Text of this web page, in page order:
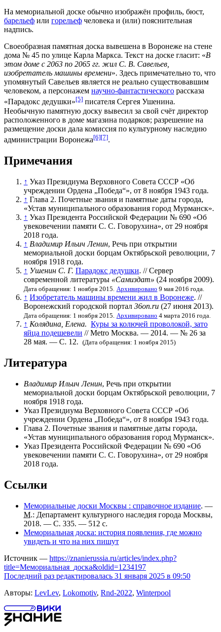
На мемориальной доске обычно изображён профиль, бюст,
барельеф или горельеф человека и (или) пояснительная
надпись.
Своеобразная памятная доска вывешена в Воронеже на стене
дома № 45 по улице Карла Маркса. Текст на доске гласит: «В
этом доме с 2063 по 2065 гг. жил С. В. Савельев,
изобретательмашины времени». Здесь примечательно то, что
упомянутый Савельев является не реально существовавшим
человеком, а персонажем научно-фантастического рассказа
«Парадокс дедушки»[5] писателя Сергея Ушенина.
Необычную памятную доску вывесил за свой счёт директор
расположенного в доме магазина подарков; разрешение на
размещение доски дала комиссия по культурному наследию
администрации Воронежа[6][7].
Примечания
↑ Указ Президиума Верховного Совета СССР «Об
учреждении Ордена „Победа“», от 8 ноября 1943 года.
↑ Глава 2. Почетные звания и памятные даты города,
«Устав муниципального образования город Мурманск».
↑ Указ Президента Российской Федерации № 690 «Об
увековечении памяти С. С. Говорухина», от 29 ноября
2018 года.
↑ Владимир Ильич Ленин, Речь при открытии
мемориальной доски борцам Октябрьской революции, 7
ноября 1918 года.
↑ Ушенин С. Г. Парадокс дедушки. // Сервер
современной литературы «Самиздат» (24 ноября 2009).
Дата обращения: 1 ноября 2015. Архивировано 9 мая 2016 года.
↑ Изобретатель машины времени жил в Воронеже. //
Воронежский городской портал 36on.ru (27 июня 2013).
Дата обращения: 1 ноября 2015. Архивировано 4 марта 2016 года.
↑ Колядина, Елена. Куры за колючей проволокой, зато
яйца подешевели //Metro Москва. — 2014. — № 26 за
28 мая. — С. 12. (Дата обращения: 1 ноября 2015)
Литература
Владимир Ильич Ленин, Речь при открытии
мемориальной доски борцам Октябрьской революции, 7
ноября 1918 года.
Указ Президиума Верховного Совета СССР «Об
учреждении Ордена „Победа“», от 8 ноября 1943 года.
Глава 2. Почетные звания и памятные даты города,
«Устав муниципального образования город Мурманск».
Указ Президента Российской Федерации № 690 «Об
увековечении памяти С. С. Говорухина», от 29 ноября
2018 года.
Ссылки
Мемориальные доски Москвы : справочное издание. —
М.: Департамент культурного наследия города Москвы,
2018. — С. 335. — 512 с.
Мемориальная доска: история появления, где можно
увидеть и что на них пишут
Источник — https://znanierussia.ru/articles/index.php?
title=Мемориальная_доска&oldid=1234197
Последний раз редактировалась 31 января 2025 в 09:50
Авторы: LevLev, Lokomotiv, Rnd-2022, Winterpool